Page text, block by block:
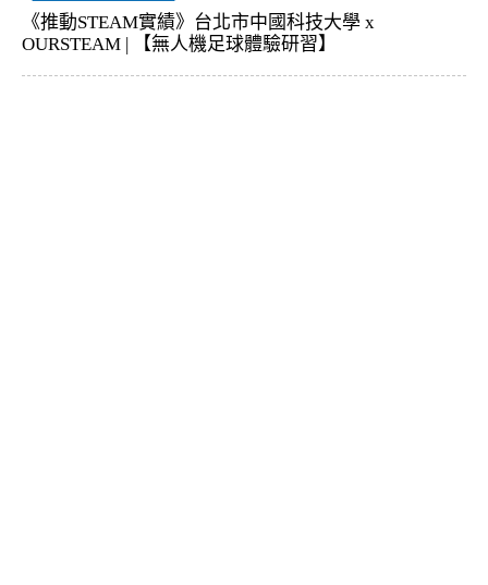
《推動STEAM實績》台北市中國科技大學 x
OURSTEAM | 【無人機足球體驗研習】